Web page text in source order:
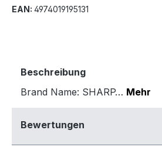
EAN: 4974019195131
Beschreibung
Brand Name: SHARP… Mehr
Bewertungen